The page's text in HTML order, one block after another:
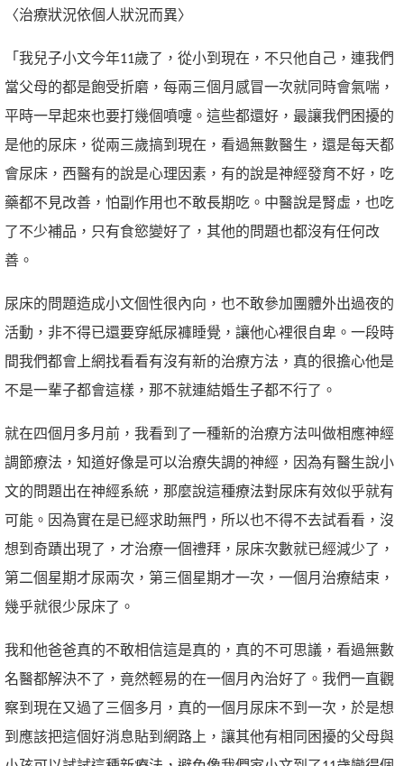
〈治療狀況依個人狀況而異〉
「我兒子小文今年11歲了，從小到現在，不只他自己，連我們
當父母的都是飽受折磨，每兩三個月感冒一次就同時會氣喘，
平時一早起來也要打幾個噴嚏。這些都還好，最讓我們困擾的
是他的尿床，從兩三歲搞到現在，看過無數醫生，還是每天都
會尿床，西醫有的說是心理因素，有的說是神經發育不好，吃
藥都不見改善，怕副作用也不敢長期吃。中醫說是腎虛，也吃
了不少補品，只有食慾變好了，其他的問題也都沒有任何改
善。
尿床的問題造成小文個性很內向，也不敢參加團體外出過夜的
活動，非不得已還要穿紙尿褲睡覺，讓他心裡很自卑。一段時
間我們都會上網找看看有沒有新的治療方法，真的很擔心他是
不是一輩子都會這樣，那不就連結婚生子都不行了。
就在四個月多月前，我看到了一種新的治療方法叫做相應神經
調節療法，知道好像是可以治療失調的神經，因為有醫生說小
文的問題出在神經系統，那麼說這種療法對尿床有效似乎就有
可能。因為實在是已經求助無門，所以也不得不去試看看，沒
想到奇蹟出現了，才治療一個禮拜，尿床次數就已經減少了，
第二個星期才尿兩次，第三個星期才一次，一個月治療結束，
幾乎就很少尿床了。
我和他爸爸真的不敢相信這是真的，真的不可思議，看過無數
名醫都解決不了，竟然輕易的在一個月內治好了。我們一直觀
察到現在又過了三個多月，真的一個月尿床不到一次，於是想
到應該把這個好消息貼到網路上，讓其他有相同困擾的父母與